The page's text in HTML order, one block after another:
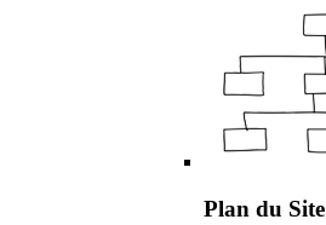
Plan du Site